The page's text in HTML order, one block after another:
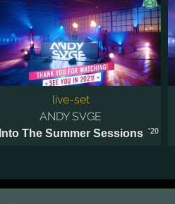
live-set
ANDY SVGE
Into The Summer Sessions '20